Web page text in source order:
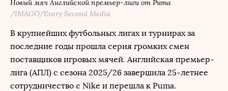
Новый мяч Английской премьер-лиги от Puma
/IMAGO/Every Second Media
В крупнейших футбольных лигах и турнирах за
последние годы прошла серия громких смен
поставщиков игровых мячей. Английская премьер-
лига (АПЛ) с сезона 2025/26 завершила 25-летнее
сотрудничество с Nike и перешла к Puma.